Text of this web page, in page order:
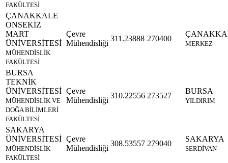
FAKÜLTESİ
ÇANAKKALE
ONSEKİZ
MART
ÜNİVERSİTESİ
MÜHENDİSLİK
FAKÜLTESİ
Çevre
Mühendisliği
311.23888 270400
MERKEZ
BURSA
TEKNİK
ÜNİVERSİTESİ
MÜHENDİSLİK VE
DOĞA BİLİMLERİ
FAKÜLTESİ
Çevre
Mühendisliği
310.22556 273527
BURSA
YILDIRIM
SAKARYA
ÜNİVERSİTESİ
MÜHENDİSLİK
FAKÜLTESİ
Çevre
Mühendisliği
308.53557 279040
SAKARYA
SERDİVAN